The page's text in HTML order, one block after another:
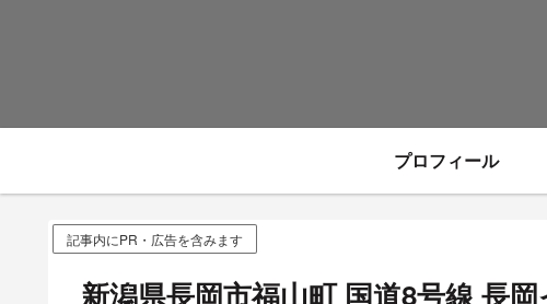
プロフィール
記事内にPR・広告を含みます
新潟県長岡市福山町 国道8号線 長